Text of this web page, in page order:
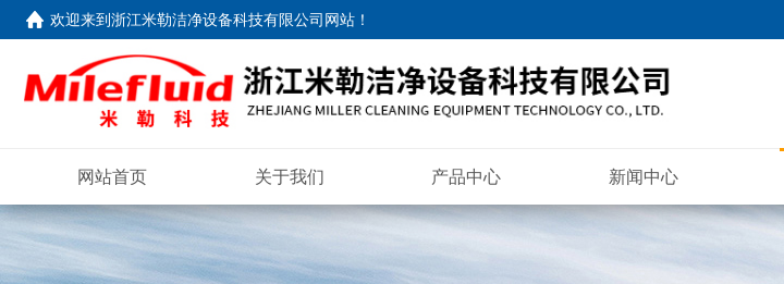
欢迎来到浙江米勒洁净设备科技有限公司网站 ！
网站首页 关于我们 产品中心 新闻中心